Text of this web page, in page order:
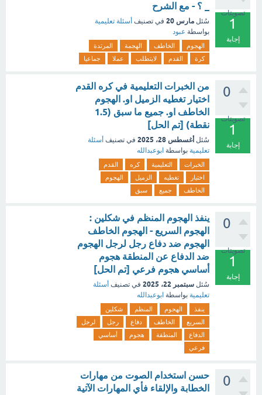
تصويتات
1
إجابة
_ ؟ - مع الشرح
سُئل مارس 20 في تصنيف أسئلة تعليمية
بواسطة عبود
الهجوم الخاطف الهجمة
المرتدة
كرة
القدم لايتطلب عملا جماعيا
0
تصويتات
1
إجابة
من الخبرات التعليمية في كره القدم
اختيار تغطيه الزميل او. الهجوم
الخاطف او. جميع ما سبق (1.5
نقطة) [تم الحل]
سُئل أغسطس 28، 2025 في تصنيف أسئلة
تعليمية بواسطة ابوعبدالله
الخبرات التعليمية كره
القدم
اختيار
تغطيه الزميل
الهجوم
الخاطف
جميع سبق
0
تصويتات
1
إجابة
ينفذ الهجوم المنظم في شكلين :
الهجوم السريع - الهجوم الخاطف
الهجوم ضد دفاع رجل لرجل الهجوم
ضد الدفاع عن المنطقة هجوم
أساسي هجوم فرعي [تم الحل]
سُئل سبتمبر 22، 2025 في تصنيف أسئلة
تعليمية بواسطة ابوعبدالله
ينفذ الهجوم المنظم
شكلين
السريع
الخاطف دفاع رجل
لرجل
الدفاع
المنطقة هجوم
أساسي
فرعي
0
حسن استخدام الصوت من مهارات
الخطابة والإلقاء فأي المهارات الآتية